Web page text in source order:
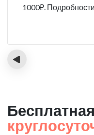
1000₽.
‹